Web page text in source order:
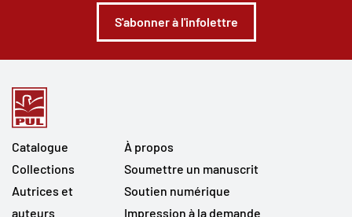
S'abonner à l'infolettre
Catalogue
Collections
Autrices et
auteurs
À propos
Soumettre un manuscrit
Soutien numérique
Impression à la demande